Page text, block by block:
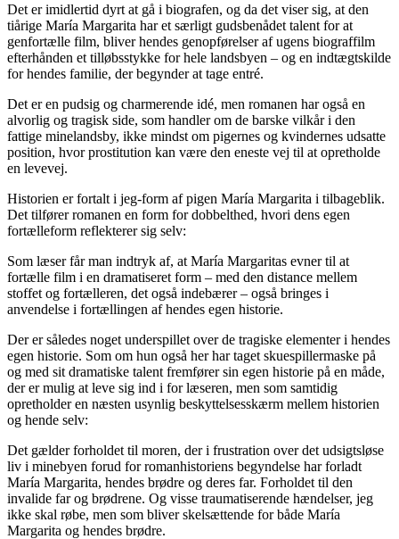
Det er imidlertid dyrt at gå i biografen, og da det viser sig, at den
tiårige María Margarita har et særligt gudsbenådet talent for at
genfortælle film, bliver hendes genopførelser af ugens biograffilm
efterhånden et tilløbsstykke for hele landsbyen – og en indtægtskilde
for hendes familie, der begynder at tage entré.
Det er en pudsig og charmerende idé, men romanen har også en
alvorlig og tragisk side, som handler om de barske vilkår i den
fattige minelandsby, ikke mindst om pigernes og kvindernes udsatte
position, hvor prostitution kan være den eneste vej til at opretholde
en levevej.
Historien er fortalt i jeg-form af pigen María Margarita i tilbageblik.
Det tilfører romanen en form for dobbelthed, hvori dens egen
fortælleform reflekterer sig selv:
Som læser får man indtryk af, at María Margaritas evner til at
fortælle film i en dramatiseret form – med den distance mellem
stoffet og fortælleren, det også indebærer – også bringes i
anvendelse i fortællingen af hendes egen historie.
Der er således noget underspillet over de tragiske elementer i hendes
egen historie. Som om hun også her har taget skuespillermaske på
og med sit dramatiske talent fremfører sin egen historie på en måde,
der er mulig at leve sig ind i for læseren, men som samtidig
opretholder en næsten usynlig beskyttelsesskærm mellem historien
og hende selv:
Det gælder forholdet til moren, der i frustration over det udsigtsløse
liv i minebyen forud for romanhistoriens begyndelse har forladt
María Margarita, hendes brødre og deres far. Forholdet til den
invalide far og brødrene. Og visse traumatiserende hændelser, jeg
ikke skal røbe, men som bliver skelsættende for både María
Margarita og hendes brødre.